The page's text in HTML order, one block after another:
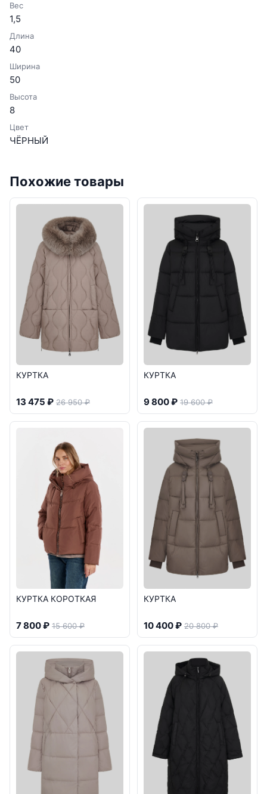
Вес
1,5
Длина
40
Ширина
50
Высота
8
Цвет
ЧЁРНЫЙ
Похожие товары
КУРТКА
13 475 ₽ 26 950 ₽
КУРТКА
9 800 ₽ 19 600 ₽
КУРТКА КОРОТКАЯ
7 800 ₽ 15 600 ₽
КУРТКА
10 400 ₽ 20 800 ₽